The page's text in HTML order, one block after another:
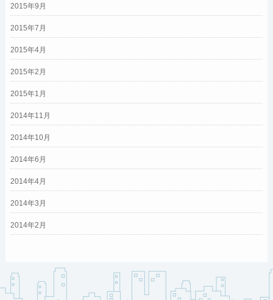
2015年9月
2015年7月
2015年4月
2015年2月
2015年1月
2014年11月
2014年10月
2014年6月
2014年4月
2014年3月
2014年2月